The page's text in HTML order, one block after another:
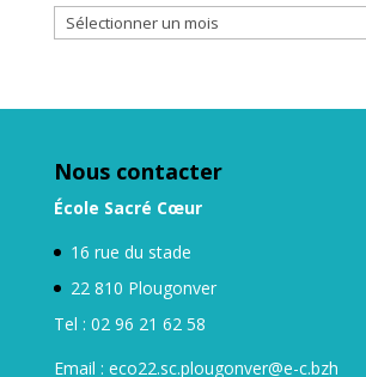
Nos
archives
Nous contacter
École Sacré Cœur
16 rue du stade
22 810 Plougonver
Tel : 02 96 21 62 58
Email : eco22.sc.plougonver@e-c.bzh